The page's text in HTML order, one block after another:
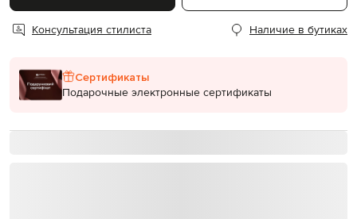
Консультация стилиста Наличие в бутиках
Сертификаты
Подарочные электронные сертификаты